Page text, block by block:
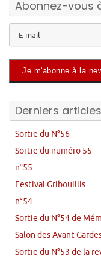
Abonnez-vous
Derniers articles
Sortie du N°56
Sortie du numéro 55
n°55
Festival Gribouillis
n°54
Sortie du N°54 de
Salon des Avant-
Sortie du N°53 de la